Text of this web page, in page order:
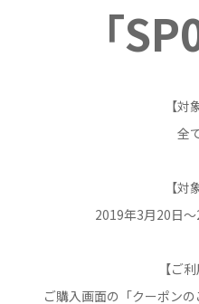
「
【対
全
【対
2019年3月20日
【ご
ご購入画面の「クーポン